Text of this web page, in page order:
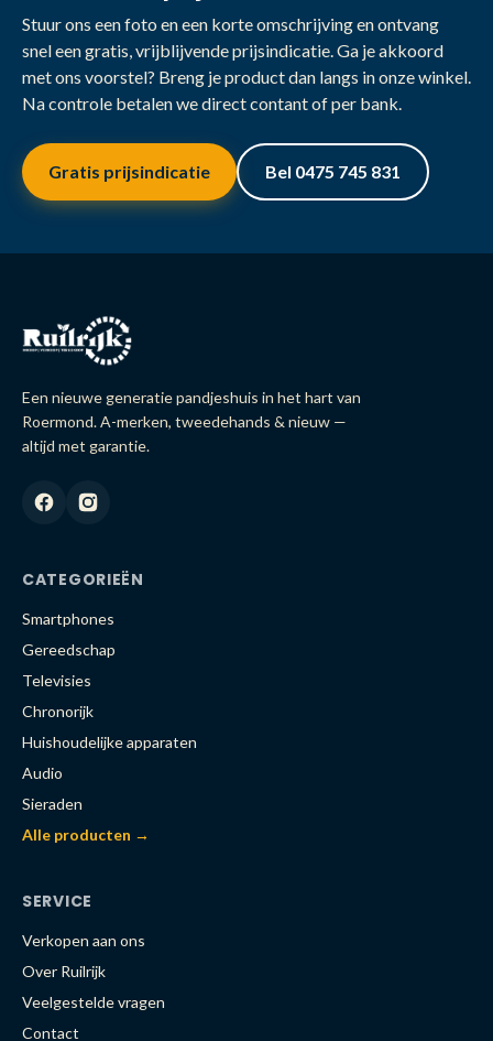
Stuur ons een foto en een korte omschrijving en ontvang
snel een gratis, vrijblijvende prijsindicatie. Ga je akkoord
met ons voorstel? Breng je product dan langs in onze winkel.
Na controle betalen we direct contant of per bank.
Gratis prijsindicatie Bel 0475 745 831
Een nieuwe generatie pandjeshuis in het hart van
Roermond. A-merken, tweedehands & nieuw —
altijd met garantie.
CATEGORIEËN
Smartphones
Gereedschap
Televisies
Chronorijk
Huishoudelijke apparaten
Audio
Sieraden
Alle producten →
SERVICE
Verkopen aan ons
Over Ruilrijk
Veelgestelde vragen
Contact